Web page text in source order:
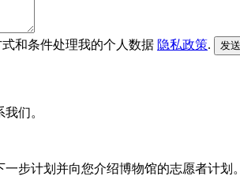
和条件处理我的个人数据 隐私政策.
们。
步计划并向您介绍博物馆的志愿者计划。